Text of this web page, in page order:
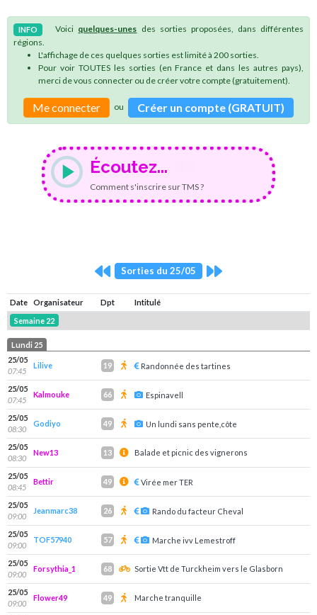
INFO Voici quelques-unes des sorties proposées, dans différentes
régions.
L'affichage de ces quelques sorties est limité à 200 sorties.
Pour voir TOUTES les sorties (en France et dans les autres pays),
merci de vous connecter ou de créer votre compte (gratuitement).
Me connecter ou Créer un compte (GRATUIT)
Écoutez...
Comment s'inscrire sur TMS ?
Sorties du 25/05
Date Organisateur Dpt
Intitulé
Semaine 22
Lundi 25
25/05
07:45
Lilive 19 Randonnée des tartines
25/05
07:45
Kalmouke 66 Espinavell
25/05
08:30
Godiyo 49 Un lundi sans pente,côte
25/05
08:30
New13 13 Balade et picnic des vignerons
25/05
08:45
Bettir 49 Virée mer TER
25/05
09:00
Jeanmarc38 26 Rando du facteur Cheval
25/05
09:00
TOF57940 57 Marche ivv Lemestroff
25/05
09:00
Forsythia_1 68 Sortie Vtt de Turckheim vers le Glasborn
25/05
09:00
Flower49 49 Marche tranquille